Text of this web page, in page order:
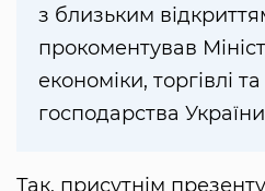
з близьким
прокоментував
економіки, торгівлі
господарства України
Так, присутнім